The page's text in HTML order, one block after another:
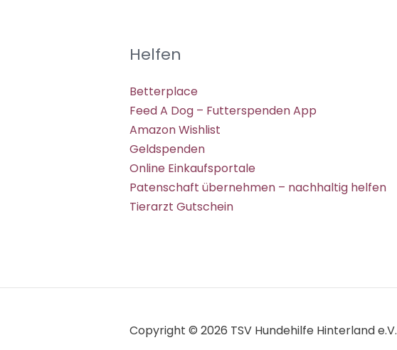
Helfen
Betterplace
Feed A Dog – Futterspenden App
Amazon Wishlist
Geldspenden
Online Einkaufsportale
Patenschaft übernehmen – nachhaltig helfen
Tierarzt Gutschein
Copyright © 2026 TSV Hundehilfe Hinterland e.V.